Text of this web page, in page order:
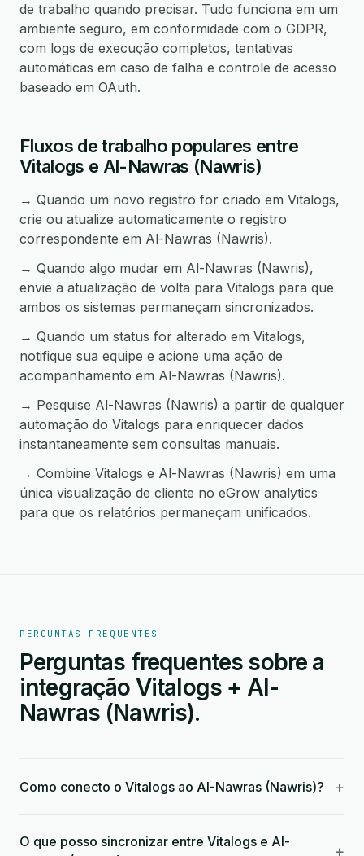
de trabalho quando precisar. Tudo funciona em um
ambiente seguro, em conformidade com o GDPR,
com logs de execução completos, tentativas
automáticas em caso de falha e controle de acesso
baseado em OAuth.
Fluxos de trabalho populares entre
Vitalogs e Al-Nawras (Nawris)
→ Quando um novo registro for criado em Vitalogs,
crie ou atualize automaticamente o registro
correspondente em Al-Nawras (Nawris).
→ Quando algo mudar em Al-Nawras (Nawris),
envie a atualização de volta para Vitalogs para que
ambos os sistemas permaneçam sincronizados.
→ Quando um status for alterado em Vitalogs,
notifique sua equipe e acione uma ação de
acompanhamento em Al-Nawras (Nawris).
→ Pesquise Al-Nawras (Nawris) a partir de qualquer
automação do Vitalogs para enriquecer dados
instantaneamente sem consultas manuais.
→ Combine Vitalogs e Al-Nawras (Nawris) em uma
única visualização de cliente no eGrow analytics
para que os relatórios permaneçam unificados.
PERGUNTAS FREQUENTES
Perguntas frequentes sobre a
integração Vitalogs + Al-
Nawras (Nawris).
Como conecto o Vitalogs ao Al-Nawras (Nawris)? +
O que posso sincronizar entre Vitalogs e Al-
+